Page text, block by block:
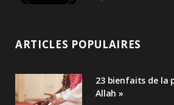
ARTICLES POPULAIRES
23 bienfaits de la
Allah »